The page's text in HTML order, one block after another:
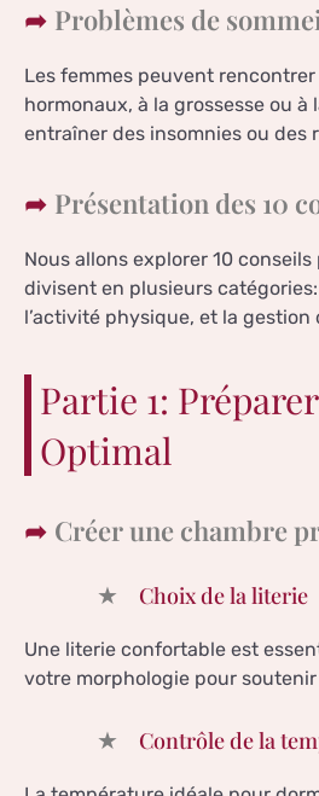
Problèmes de
Les femmes peuvent
hormonaux, à la grossesse ou
entraîner des insomnies ou des
Présentation des 10
Nous allons explorer 10
divisent en plusieurs
l’activité physique, et la gestion
Partie 1:
Optimal
Créer une chambre
Choix de la literie
Une literie confortable est
votre morphologie pour
Contrôle de la